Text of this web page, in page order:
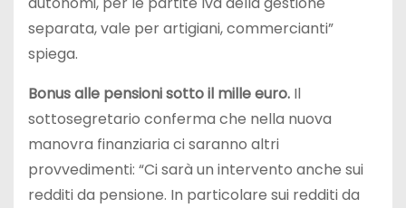
separata, vale per artigiani, commercianti”
spiega.
Bonus alle pensioni sotto il mille euro. Il
sottosegretario conferma che nella nuova
manovra finanziaria ci saranno altri
provvedimenti: “Ci sarà un intervento anche sui
redditi da pensione. In particolare sui redditi da